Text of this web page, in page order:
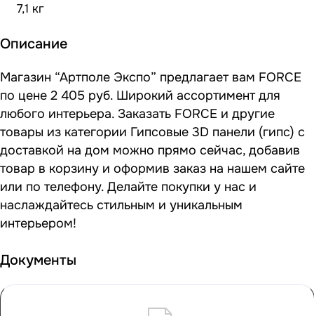
7,1 кг
Описание
Магазин “Артполе Экспо” предлагает вам FORCE
по цене 2 405 руб. Широкий ассортимент для
любого интерьера. Заказать FORCE и другие
товары из категории Гипсовые 3D панели (гипс) с
доставкой на дом можно прямо сейчас, добавив
товар в корзину и оформив заказ на нашем сайте
или по телефону. Делайте покупки у нас и
наслаждайтесь стильным и уникальным
интерьером!
Документы